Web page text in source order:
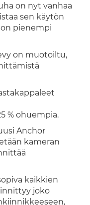
on nyt vanhaa
sen käytön
on pienempi
on muotoiltu,
% ohuempia.
Anchor
kameran
kaikkien
joko